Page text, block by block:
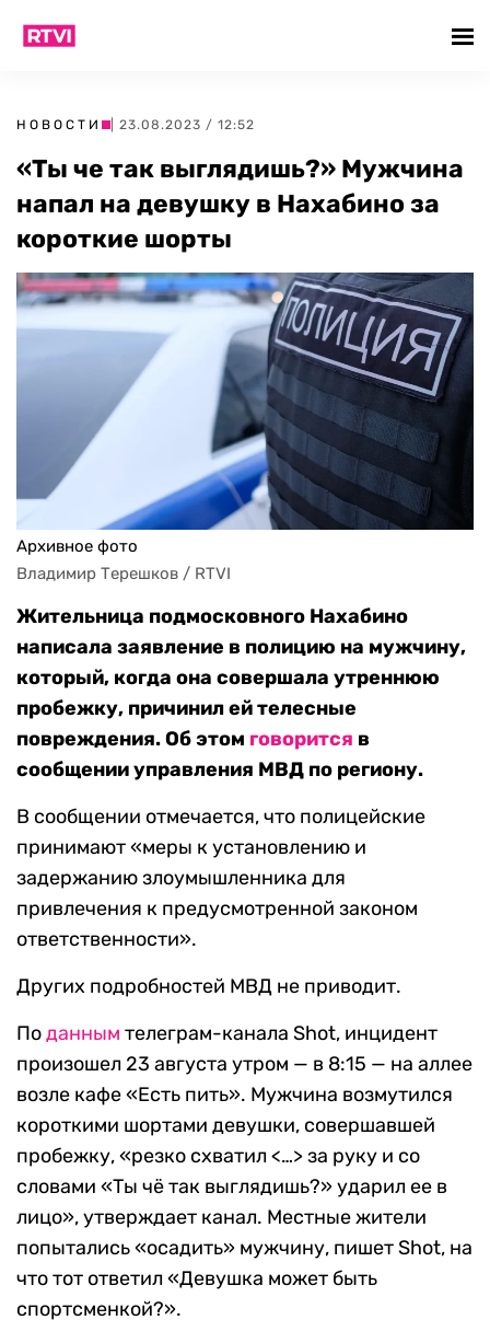
НОВОСТИ | 23.08.2023 / 12:52
«Ты че так выглядишь?» Мужчина
напал на девушку в Нахабино за
короткие шорты
Архивное фото
Владимир Терешков / RTVI
Жительница подмосковного Нахабино
написала заявление в полицию на мужчину,
который, когда она совершала утреннюю
пробежку, причинил ей телесные
повреждения. Об этом говорится в
сообщении управления МВД по региону.
В сообщении отмечается, что полицейские
принимают «меры к установлению и
задержанию злоумышленника для
привлечения к предусмотренной законом
ответственности».
Других подробностей МВД не приводит.
Поданным телеграм-канала Shot, инцидент
произошел 23 августа утром — в 8:15 — на аллее
возле кафе «Есть пить». Мужчина возмутился
короткими шортами девушки, совершавшей
пробежку, «резко схватил <…> за руку и со
словами «Ты чё так выглядишь?» ударил ее в
лицо», утверждает канал. Местные жители
попытались «осадить» мужчину, пишет Shot, на
что тот ответил «Девушка может быть
спортсменкой?».